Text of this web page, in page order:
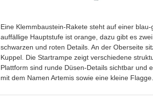
Eine Klemmbaustein-Rakete steht auf einer
auffällige Hauptstufe ist orange, dazu gibt es
schwarzen und roten Details. An der Oberseite
Kuppel. Die Startrampe zeigt verschiedene
Plattform sind runde Düsen-Details sichtbar und
mit dem Namen Artemis sowie eine kleine Flagge.